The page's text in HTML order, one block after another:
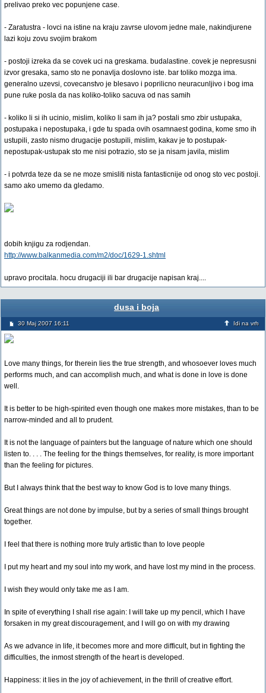
prelivao preko vec popunjene case.
- Zaratustra - lovci na istine na kraju zavrse ulovom jedne male, nakindjurene
lazi koju zovu svojim brakom
- postoji izreka da se covek uci na greskama. budalastine. covek je nepresusni
izvor gresaka, samo sto ne ponavlja doslovno iste. bar toliko mozga ima.
generalno uzevsi, covecanstvo je blesavo i poprilicno neuracunljivo i bog ima
pune ruke posla da nas koliko-toliko sacuva od nas samih
- koliko li si ih ucinio, mislim, koliko li sam ih ja? postali smo zbir ustupaka,
postupaka i nepostupaka, i gde tu spada ovih osamnaest godina, kome smo ih
ustupili, zasto nismo drugacije postupili, mislim, kakav je to postupak-
nepostupak-ustupak sto me nisi potrazio, sto se ja nisam javila, mislim
- i potvrda teze da se ne moze smisliti nista fantasticnije od onog sto vec postoji.
samo ako umemo da gledamo.
dobih knjigu za rodjendan.
http://www.balkanmedia.com/m2/doc/1629-1.shtml
upravo procitala. hocu drugaciji ili bar drugacije napisan kraj....
dusa i boja
30 Maj 2007 16:11 Idi na vrh
Love many things, for therein lies the true strength, and whosoever loves much
performs much, and can accomplish much, and what is done in love is done
well.
It is better to be high-spirited even though one makes more mistakes, than to be
narrow-minded and all to prudent.
It is not the language of painters but the language of nature which one should
listen to. . . . The feeling for the things themselves, for reality, is more important
than the feeling for pictures.
But I always think that the best way to know God is to love many things.
Great things are not done by impulse, but by a series of small things brought
together.
I feel that there is nothing more truly artistic than to love people
I put my heart and my soul into my work, and have lost my mind in the process.
I wish they would only take me as I am.
In spite of everything I shall rise again: I will take up my pencil, which I have
forsaken in my great discouragement, and I will go on with my drawing
As we advance in life, it becomes more and more difficult, but in fighting the
difficulties, the inmost strength of the heart is developed.
Happiness: it lies in the joy of achievement, in the thrill of creative effort.